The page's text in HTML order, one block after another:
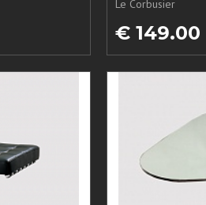
Le Corbusier
€ 149.00